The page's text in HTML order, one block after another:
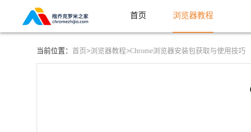
首页 浏览器教程
当前位置： 首页>浏览器教程>Chrome浏览器安装包获取与使用技巧